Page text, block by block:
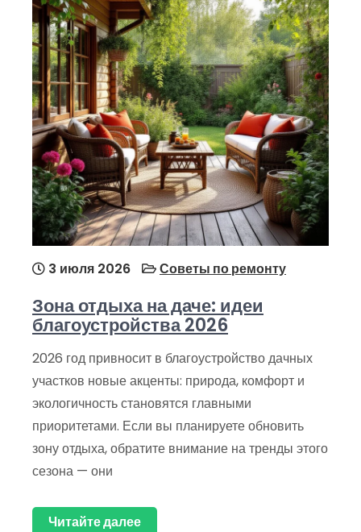
3 июля 2026 Советы по ремонту
Зона отдыха на даче: идеи
благоустройства 2026
2026 год привносит в благоустройство дачных
участков новые акценты: природа, комфорт и
экологичность становятся главными
приоритетами. Если вы планируете обновить
зону отдыха, обратите внимание на тренды этого
сезона — они
Читайте далее